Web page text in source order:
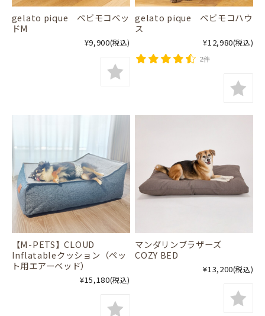
gelato pique ベビモコベッ
ドM
¥9,900(税込)
gelato pique ベビモコハウ
ス
¥12,980(税込)
2件
【M-PETS】CLOUD
Inflatableクッション（ペッ
ト用エアーベッド）
¥15,180(税込)
マンダリンブラザーズ
COZY BED
¥13,200(税込)